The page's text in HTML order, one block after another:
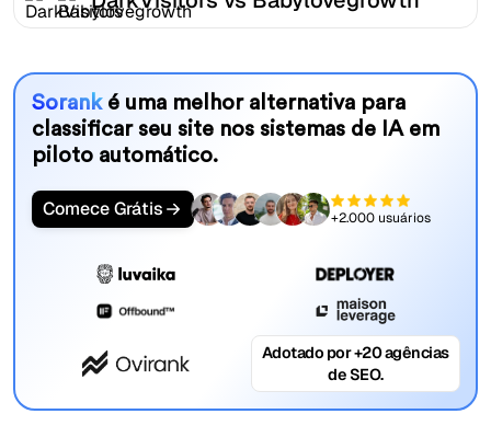
Sorank é uma melhor alternativa para
classificar seu site nos sistemas de IA em
piloto automático.
Comece Grátis +2.000 usuários
Adotado por +20 agências
de SEO.